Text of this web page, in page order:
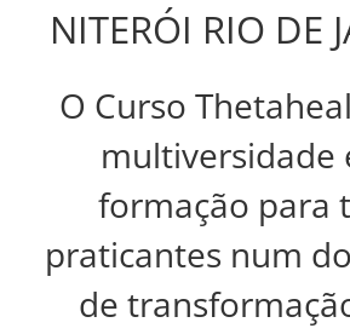
NITERÓI RIO DE
O Curso
multiversidade
formação para
praticantes num
de